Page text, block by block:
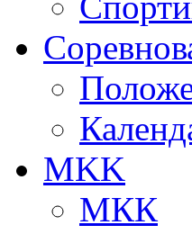
MKK
МКК